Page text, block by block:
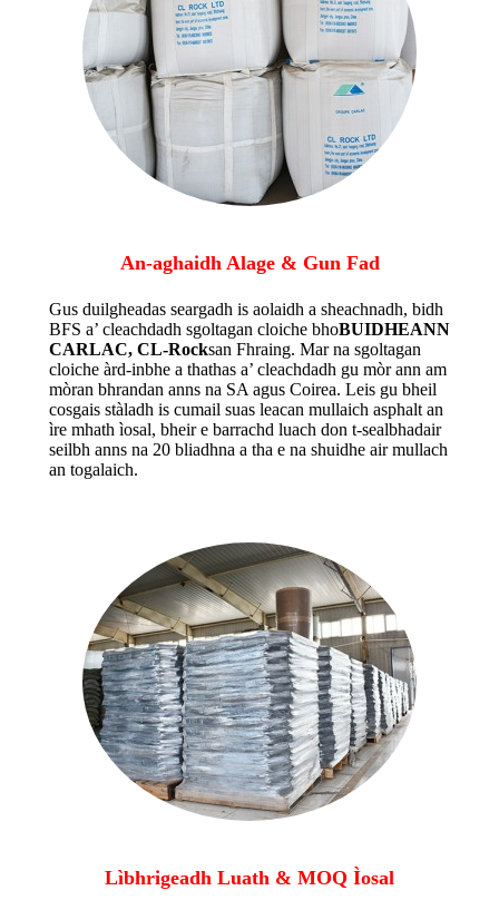
An-aghaidh Alage & Gun Fad
Gus duilgheadas seargadh is aolaidh a sheachnadh, bidh
BFS a’ cleachdadh sgoltagan cloiche bhoBUIDHEANN
CARLAC, CL-Rocksan Fhraing. Mar na sgoltagan
cloiche àrd-inbhe a thathas a’ cleachdadh gu mòr ann am
mòran bhrandan anns na SA agus Coirea. Leis gu bheil
cosgais stàladh is cumail suas leacan mullaich asphalt an
ìre mhath ìosal, bheir e barrachd luach don t-sealbhadair
seilbh anns na 20 bliadhna a tha e na shuidhe air mullach
an togalaich.
Lìbhrigeadh Luath & MOQ Ìosal